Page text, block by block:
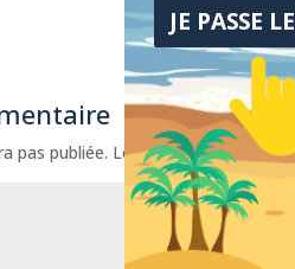
pas publiée. Les champs
JE PASSE